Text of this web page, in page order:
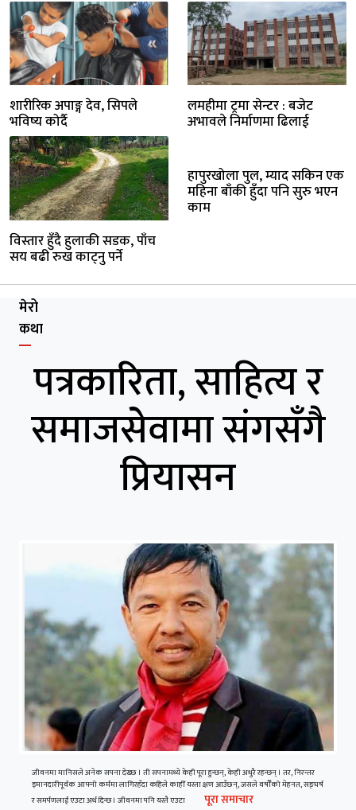
शारीरिक अपाङ्ग देव, सिपले
भविष्य कोर्दै
लमहीमा ट्रमा सेन्टर : बजेट
अभावले निर्माणमा ढिलाई
विस्तार हुँदै हुलाकी सडक, पाँच
सय बढी रुख काट्नु पर्ने
हापुरखोला पुल, म्याद सकिन एक
महिना बाँकी हुँदा पनि सुरु भएन
काम
मेरो
कथा
पत्रकारिता, साहित्य र
समाजसेवामा संगसँगै
प्रियासन
जीवनमा मानिसले अनेक सपना देख्छ । ती सपनामध्ये केही पूरा हुन्छन्, केही अधुरै रहन्छन् । तर, निरन्तर
इमानदारीपूर्वक आफ्नो कर्ममा लागिरहँदा कहिले काहीँ यस्ता क्षण आउँछन्, जसले वर्षौँको मेहनत, सङ्घर्ष
र समर्पणलाई एउटा अर्थ दिन्छ । जीवनमा पनि यस्तै एउटा
पूरा समाचार